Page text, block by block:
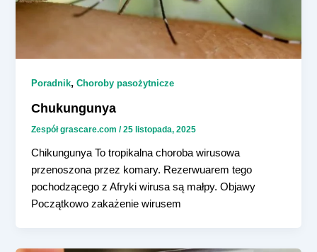
Poradnik,Choroby pasożytnicze
Chukungunya
Zespół grascare.com/25 listopada, 2025
Chikungunya To tropikalna choroba wirusowa
przenoszona przez komary. Rezerwuarem tego
pochodzącego z Afryki wirusa są małpy. Objawy
Początkowo zakażenie wirusem